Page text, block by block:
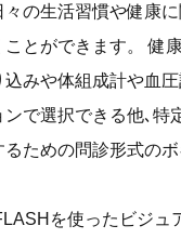
々の生活習慣や健康
とができます。 健
みや体組成計や血
で選択できる他､特
ための問診形式の
を使ったビジュ